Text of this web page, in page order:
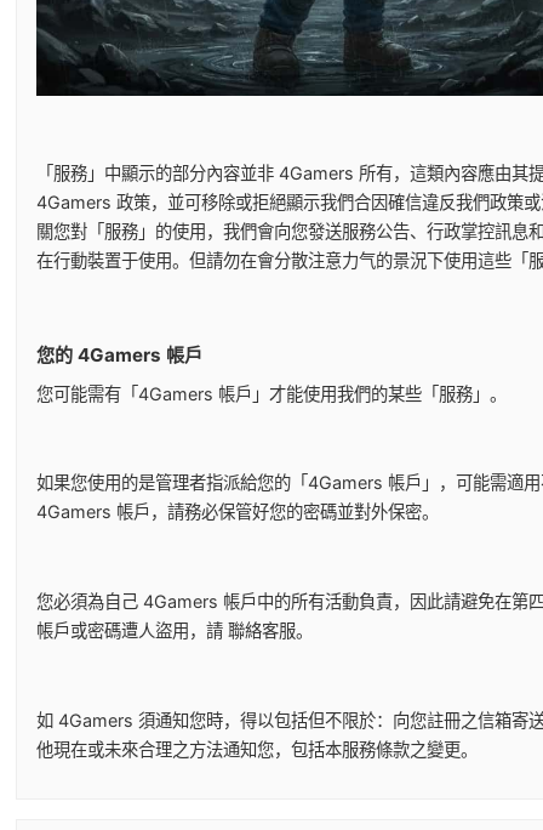
「服務」中顯示的部分內容並非 4Gamers 所有，這類內容應由
4Gamers 政策，並可移除或拒絕顯示我們合因確信違反我們政策
關您對「服務」的使用，我們會向您發送服務公告、行政掌控訊
在行動裝置于使用。但請勿在會分散注意力气的景況下使用這些「
您的 4Gamers 帳戶
您可能需有「4Gamers 帳戶」才能使用我們的某些「服務」。
如果您使用的是管理者指派給您的「4Gamers 帳戶」，可能需適
4Gamers 帳戶，請務必保管好您的密碼並對外保密。
您必須為自己 4Gamers 帳戶中的所有活動負責，因此請避免在
帳戶或密碼遭人盜用，請 聯絡客服。
如 4Gamers 須通知您時，得以包括但不限於：向您註冊之信箱寄
他現在或未來合理之方法通知您，包括本服務條款之變更。